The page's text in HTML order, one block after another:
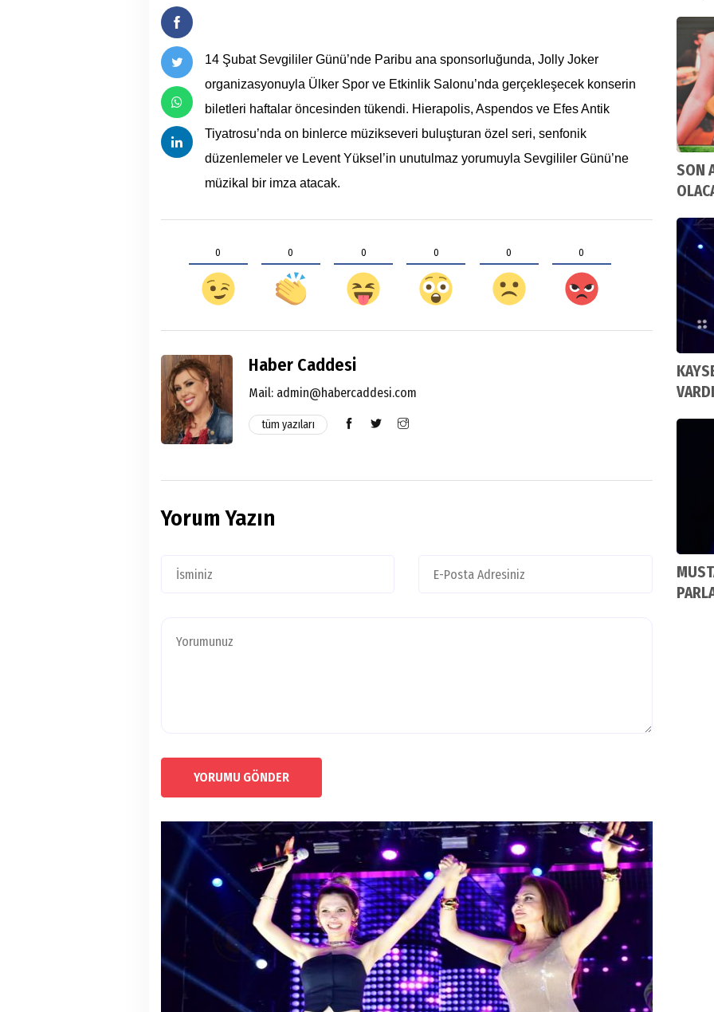
14 Şubat Sevgililer Günü’nde Paribu ana sponsorluğunda, Jolly Joker
organizasyonuyla Ülker Spor ve Etkinlik Salonu’nda gerçekleşecek konserin
biletleri haftalar öncesinden tükendi. Hierapolis, Aspendos ve Efes Antik
Tiyatrosu’nda on binlerce müzikseveri buluşturan özel seri, senfonik
düzenlemeler ve Levent Yüksel’in unutulmaz yorumuyla Sevgililer Günü’ne
müzikal bir imza atacak.
0 0 0 0 0 0
Haber Caddesi
Mail: admin@habercaddesi.com
tüm yazıları
Yorum Yazın
YORUMU GÖNDER
SON
VARDI